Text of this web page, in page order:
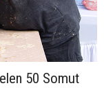
50 Somut